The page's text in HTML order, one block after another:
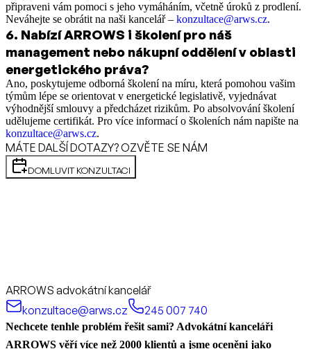
připraveni vám pomoci s jeho vymáháním, včetně úroků z prodlení.
Neváhejte se obrátit na naši kancelář – konzultace@arws.cz.
6. Nabízí ARROWS i školení pro náš
management nebo nákupní oddělení v oblasti
energetického práva?
Ano, poskytujeme odborná školení na míru, která pomohou vašim
týmům lépe se orientovat v energetické legislativě, vyjednávat
výhodnější smlouvy a předcházet rizikům. Po absolvování školení
udělujeme certifikát. Pro více informací o školeních nám napište na
konzultace@arws.cz.
MÁTE DALŠÍ DOTAZY? OZVĚTE SE NÁM
DOMLUVIT KONZULTACI
ARROWS advokátní kancelář
konzultace@arws.cz
245 007 740
Nechcete tenhle problém řešit sami? Advokátní kanceláři
ARROWS věří více než 2000 klientů a jsme oceněni jako